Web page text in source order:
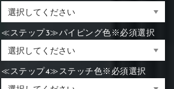
≪ステップ3≫パイピング色※必須選択
≪ステップ4≫ステッチ色※必須選択